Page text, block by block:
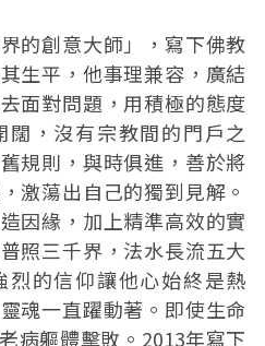
的創意大師」，寫下佛教
生平，他事理兼容，廣結
面對問題，用積極的態度
，沒有宗教間的門戶之
規則，與時俱進，善於將
激蕩出自己的獨到見解。
因緣，加上精準高效的實
照三千界，法水長流五大
的信仰讓他心始終是熱
魂一直躍動著。即使生命
病軀體擊敗。2013年寫下